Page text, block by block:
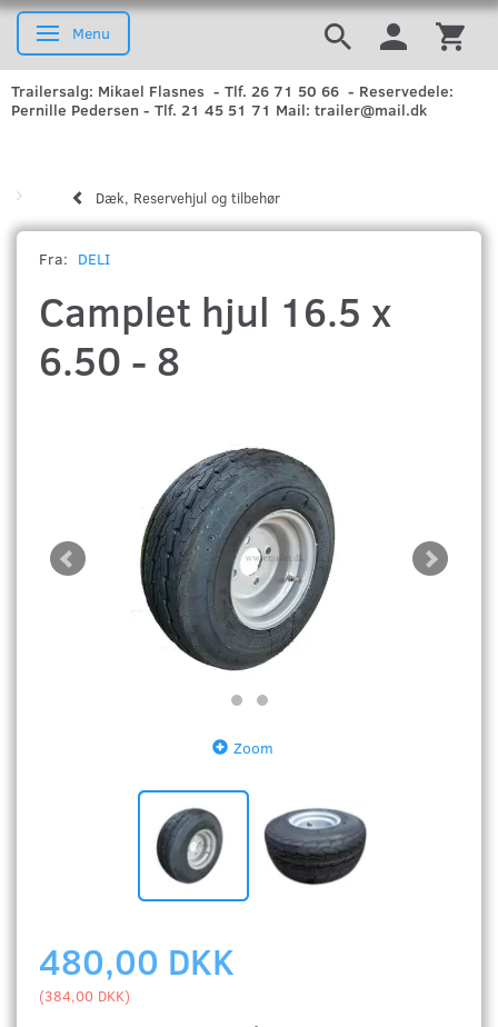
Skifte navigation
Menu
Trailersalg: Mikael Flasnes - Tlf. 26 71 50 66 - Reservedele:
Pernille Pedersen - Tlf. 21 45 51 71 Mail: trailer@mail.dk
Dæk, Reservehjul og tilbehør
Fra: DELI
Camplet hjul 16.5 x
6.50 - 8
Zoom
480,00 DKK
(384,00 DKK)